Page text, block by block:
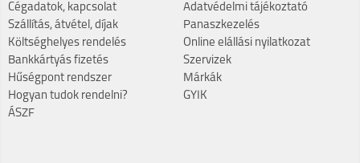
Cégadatok, kapcsolat
Szállítás, átvétel, díjak
Költséghelyes rendelés
Bankkártyás fizetés
Hűségpont rendszer
Hogyan tudok rendelni?
ÁSZF
Adatvédelmi tájékoztató
Panaszkezelés
Online elállási nyilatkozat
Szervizek
Márkák
GYIK